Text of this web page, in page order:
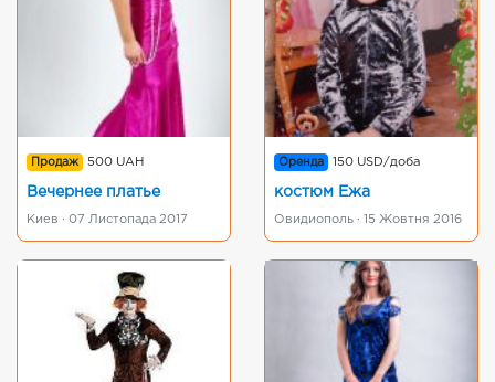
Продаж 500 UAH
Вечернее платье
Киев · 07 Листопада 2017
Оренда 150 USD/доба
костюм Ежа
Овидиополь · 15 Жовтня 2016